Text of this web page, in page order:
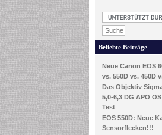
Beliebte Beiträge
Neue Canon EOS
vs. 550D vs. 450D
Das Objektiv
5,0-6,3 DG APO
Test
EOS 550D: Neue
Sensorflecken!!!